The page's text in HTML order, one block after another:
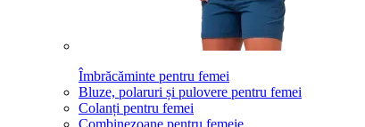
Îmbrăcăminte pentru femei
Bluze, polaruri și pulovere pentru femei
Colanți pentru femei
Combinezoane pentru femeie